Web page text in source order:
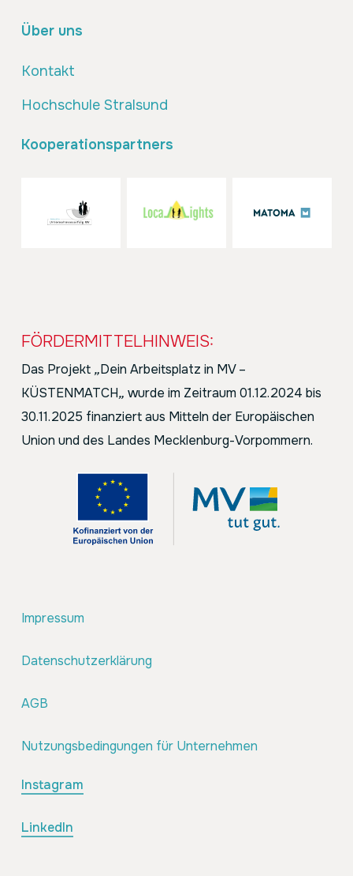
Über uns
Kontakt
Hochschule Stralsund
Kooperationspartners
FÖRDERMITTELHINWEIS:
Das Projekt „Dein Arbeitsplatz in MV –
KÜSTENMATCH„ wurde im Zeitraum 01.12.2024 bis
30.11.2025 finanziert aus Mitteln der Europäischen
Union und des Landes Mecklenburg-Vorpommern.
Impressum
Datenschutzerklärung
AGB
Nutzungsbedingungen für Unternehmen
Instagram
LinkedIn